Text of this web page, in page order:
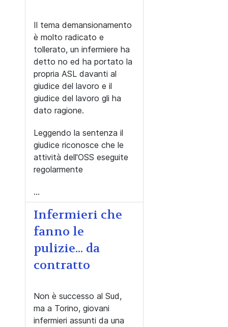
Il tema demansionamento
è molto radicato e
tollerato, un infermiere ha
detto no ed ha portato la
propria ASL davanti al
giudice del lavoro e il
giudice del lavoro gli ha
dato ragione.
Leggendo la sentenza il
giudice riconosce che le
attività dell'OSS eseguite
regolarmente
...
Infermieri che
fanno le
pulizie... da
contratto
Non è successo al Sud,
ma a Torino, giovani
infermieri assunti da una